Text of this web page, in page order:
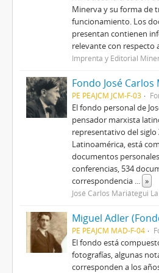
Minerva y su forma de
funcionamiento. Los
presentan contienen
relevante con respecto
Imprenta y Editorial
Fondo José
PE PEAJCM JCM-F-03
El fondo personal de
pensador marxista
representativo del siglo
Latinoamérica, está
documentos
conferencias, 534
correspondencia ... »
José Carlos Mariátegui
Miguel Adler
PE PEAJCM MAD-F-04
El fondo está
fotografías, algunas
corresponden a los